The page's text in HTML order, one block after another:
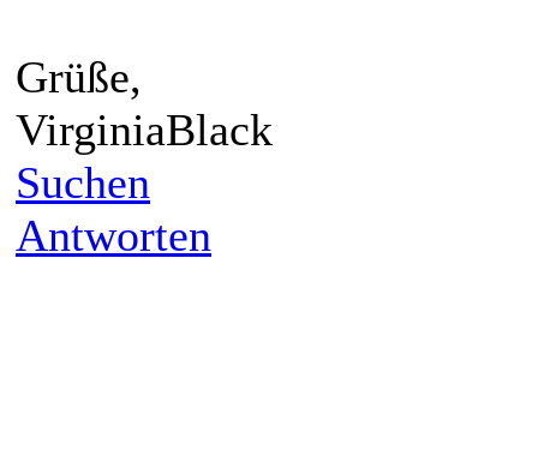
Grüße,
VirginiaBlack
Suchen
Antworten